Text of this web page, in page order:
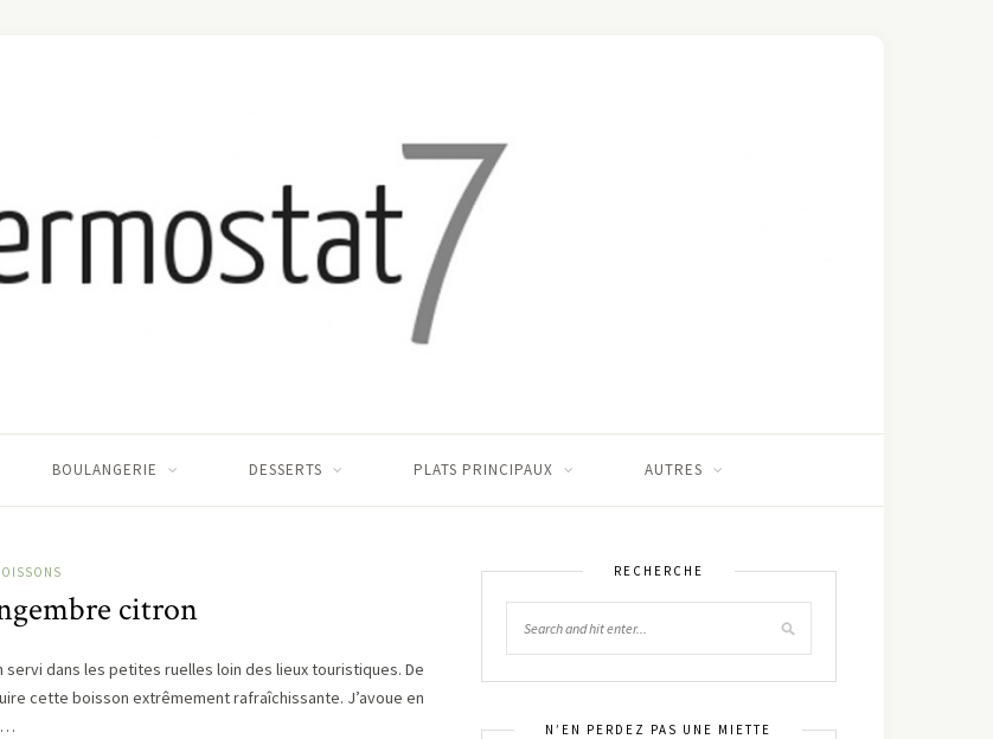
BOULANGERIE DESSERTS PLATS PRINCIPAUX AUTRES
citron
dans les petites ruelles loin des lieux touristiques. De
cette boisson extrêmement rafraîchissante. J’avoue en
RECHERCHE
N’EN PERDEZ PAS UNE MIETTE